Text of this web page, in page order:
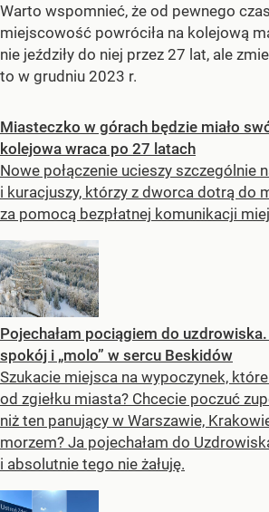
Warto wspomnieć, że od pewnego
miejscowość powróciła na kolejową
nie jeździły do niej przez 27 lat, ale
to w grudniu 2023 r.
Miasteczko w górach będzie miało
kolejowa wraca po 27 latach
Nowe połączenie ucieszy szczególnie
i kuracjuszy, którzy z dworca dotrą do
za pomocą bezpłatnej komunikacji
Pojechałam pociągiem do uzdrowiska.
spokój i „molo” w sercu Beskidów
Szukacie miejsca na wypoczynek,
od zgiełku miasta? Chcecie poczuć
niż ten panujący w Warszawie,
morzem? Ja pojechałam do
i absolutnie tego nie żałuję.